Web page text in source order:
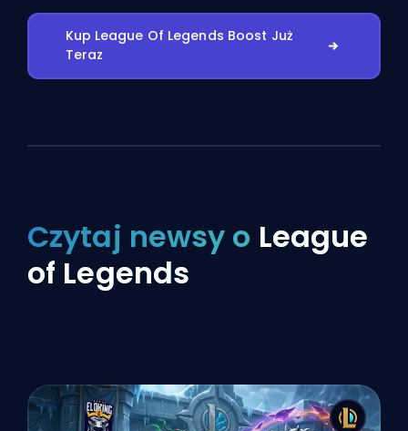
Kup League Of Legends Boost Już
Teraz
Czytaj newsy o League
of Legends